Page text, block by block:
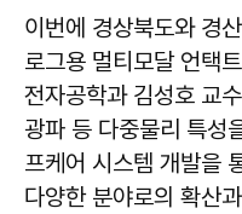
이번에 경상북도와 경
로그용 멀티모달 언택
전자공학과 김성호 교
광파 등 다중물리 특성
프케어 시스템 개발을
다양한 분야로의 확산